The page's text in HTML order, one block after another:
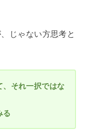
じゃない方思考と
、それ一択ではな
る